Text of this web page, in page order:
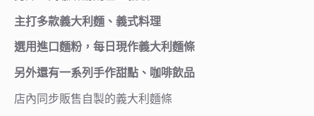
主打多款義大利麵、義式料理
選用進口麵粉，每日現作義大利麵條
另外還有一系列手作甜點、咖啡飲品
店內同步販售自製的義大利麵條